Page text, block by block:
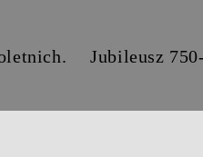
Jubileusz